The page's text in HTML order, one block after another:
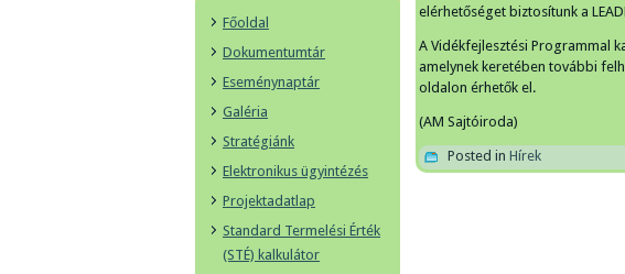
Főoldal
Dokumentumtár
Eseménynaptár
Galéria
Stratégiánk
Elektronikus ügyintézés
Projektadatlap
Standard Termelési Érték
(STÉ) kalkulátor
elérhetőséget biztosítunk a
A Vidékfejlesztési Programmal
amelynek keretében további
oldalon érhetők el.
(AM Sajtóiroda)
Posted in Hírek